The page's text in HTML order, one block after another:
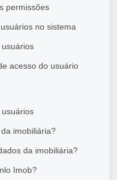
permissões
no sistema
acesso do usuário
imobiliária?
os dados da imobiliária?
Imob?